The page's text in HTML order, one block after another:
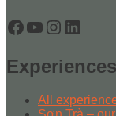
Facebook
YouTube
Instagram
Experiences
All